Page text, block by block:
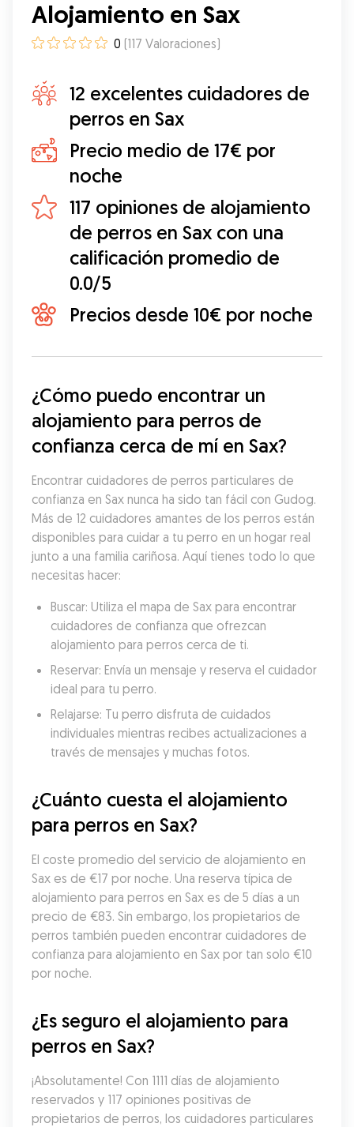
Alojamiento en Sax
0 (117 Valoraciones)
12 excelentes cuidadores de
perros en Sax
Precio medio de 17€ por
noche
117 opiniones de alojamiento
de perros en Sax con una
calificación promedio de
0.0/5
Precios desde 10€ por noche
¿Cómo puedo encontrar un
alojamiento para perros de
confianza cerca de mí en Sax?
Encontrar cuidadores de perros particulares de
confianza en Sax nunca ha sido tan fácil con Gudog.
Más de 12 cuidadores amantes de los perros están
disponibles para cuidar a tu perro en un hogar real
junto a una familia cariñosa. Aquí tienes todo lo que
necesitas hacer:
Buscar: Utiliza el mapa de Sax para encontrar
cuidadores de confianza que ofrezcan
alojamiento para perros cerca de ti.
Reservar: Envía un mensaje y reserva el cuidador
ideal para tu perro.
Relajarse: Tu perro disfruta de cuidados
individuales mientras recibes actualizaciones a
través de mensajes y muchas fotos.
¿Cuánto cuesta el alojamiento
para perros en Sax?
El coste promedio del servicio de alojamiento en
Sax es de €17 por noche. Una reserva típica de
alojamiento para perros en Sax es de 5 días a un
precio de €83. Sin embargo, los propietarios de
perros también pueden encontrar cuidadores de
confianza para alojamiento en Sax por tan solo €10
por noche.
¿Es seguro el alojamiento para
perros en Sax?
¡Absolutamente! Con 1111 días de alojamiento
reservados y 117 opiniones positivas de
propietarios de perros, los cuidadores particulares